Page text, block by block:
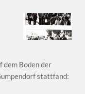
dem Boden der
stattfand: